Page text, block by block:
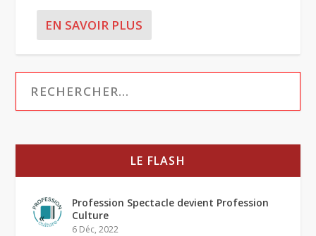
EN SAVOIR PLUS
LE FLASH
Profession Spectacle devient Profession
Culture
6 Déc, 2022